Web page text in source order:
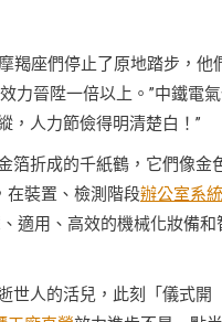
羯座們停止了原地踏步，他
力晉陞一倍以上。”中鐵電
，人力節儉得明清楚白！”
箔折成的千紙鶴，它們像金
在裝置、檢測階段辦公室系統
適用、高效的機械化妝備和
世人的活兒，此刻「儀式開